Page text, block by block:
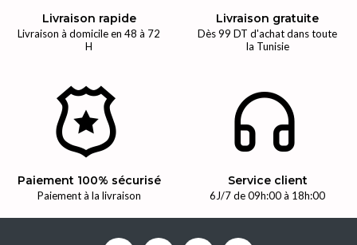
Livraison rapide
Livraison à domicile en 48 à 72
H
Livraison gratuite
Dès 99 DT d'achat dans toute
la Tunisie
Paiement 100% sécurisé
Paiement à la livraison
Service client
6J/7 de 09h:00 à 18h:00